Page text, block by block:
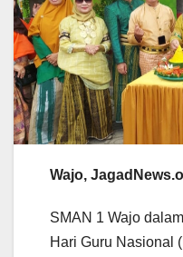
Wajo,
SMAN 1 Wajo
Hari Guru Nasional